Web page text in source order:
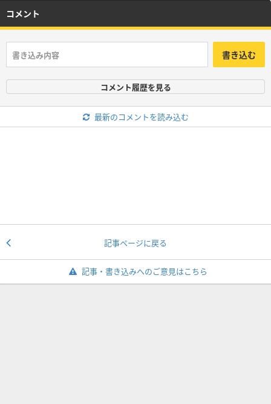
コメント
書き込む
コメント履歴を見る
最新のコメントを読み込む
記事ページに戻る
記事・書き込みへのご意見はこちら